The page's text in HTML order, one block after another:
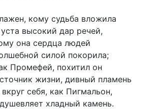
кому судьба вложила
высокий дар речей,
она сердца людей
силой покорила;
Промефей, похитил он
жизни, дивный пламень
себя, как Пигмальон,
хладный камень.